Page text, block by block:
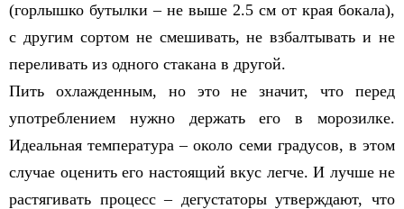
(горлышко бутылки – не выше 2.5 см от края бокала),
с другим сортом не смешивать, не взбалтывать и не
переливать из одного стакана в другой.
Пить охлажденным, но это не значит, что перед
употреблением нужно держать его в морозилке.
Идеальная температура – около семи градусов, в этом
случае оценить его настоящий вкус легче. И лучше не
растягивать процесс – дегустаторы утверждают, что